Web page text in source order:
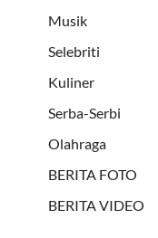
Musik
Selebriti
Kuliner
Serba-Serbi
Olahraga
BERITA FOTO
BERITA VIDEO